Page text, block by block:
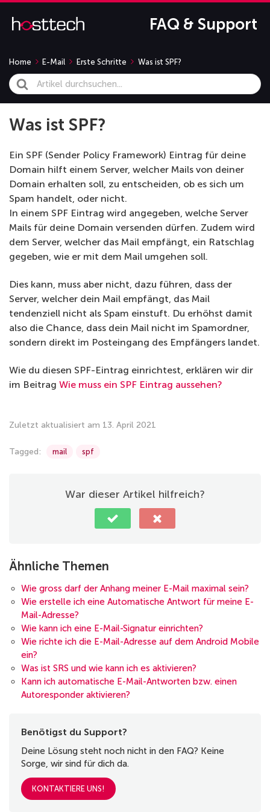
FAQ & Support
Home E-Mail Erste Schritte Was ist SPF?
Search
For
Was ist SPF?
Ein SPF (Sender Policy Framework) Eintrag für deine
Domain hilft einem Server, welcher Mails von deiner
Domain erhalten soll, zu entscheiden, ob es sich um
Spam handelt, oder nicht.
In einem SPF Eintrag wird angegeben, welche Server
Mails für deine Domain versenden dürfen. Zudem wird
dem Server, welcher das Mail empfängt, ein Ratschlag
gegeben, wie er mit dem Mail umgehen soll.
Dies kann, muss aber nicht, dazu führen, dass der
Server, welcher dein Mail empfängt, das Mail
tendenziell nicht als Spam einstuft. Du erhöhst damit
also die Chance, dass dein Mail nicht im Spamordner,
sondern direkt im Posteingang des Empfängers landet.
Wie du diesen SPF-Eintrag einrichtest, erklären wir dir
im Beitrag Wie muss ein SPF Eintrag aussehen?
Zuletzt aktualisiert am 13. April 2021
Tagged: mail spf
War dieser Artikel hilfreich?
Ähnliche Themen
Wie gross darf der Anhang meiner E-Mail maximal sein?
Wie erstelle ich eine Automatische Antwort für meine E-
Mail-Adresse?
Wie kann ich eine E-Mail-Signatur einrichten?
Wie richte ich die E-Mail-Adresse auf dem Android Mobile
ein?
Was ist SRS und wie kann ich es aktivieren?
Kann ich automatische E-Mail-Antworten bzw. einen
Autoresponder aktivieren?
Benötigst du Support?
Deine Lösung steht noch nicht in den FAQ? Keine
Sorge, wir sind für dich da.
KONTAKTIERE UNS!